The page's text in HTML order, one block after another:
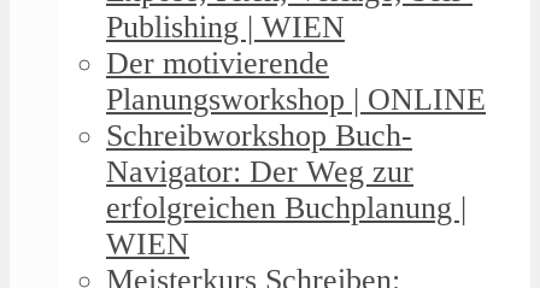
Publishing | WIEN
Der motivierende
Planungsworkshop | ONLINE
Schreibworkshop Buch-
Navigator: Der Weg zur
erfolgreichen Buchplanung |
WIEN
Meisterkurs Schreiben: